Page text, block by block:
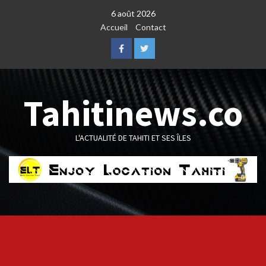
6 août 2026
Accueil
Contact
FacebookTwitter
Tahitinews.co
L'ACTUALITÉ DE TAHITI ET SES ÎLES